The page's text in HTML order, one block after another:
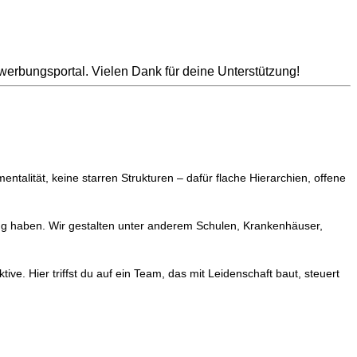
Vielen Dank für deine Unterstützung!
keine starren Strukturen – dafür flache Hierarchien, offene
Wir gestalten unter anderem Schulen, Krankenhäuser,
Hier triffst du auf ein Team, das mit Leidenschaft baut, steuert